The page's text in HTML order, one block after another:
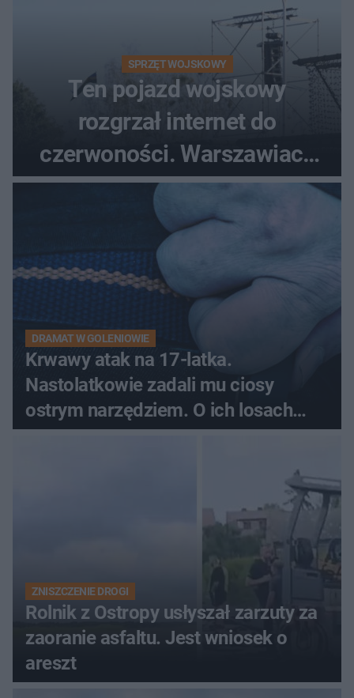
SPRZĘT WOJSKOWY
Ten pojazd wojskowy
rozgrzał internet do
czerwoności. Warszawiacy
pytali, czy to Mad Max!
DRAMAT W GOLENIOWIE
Krwawy atak na 17-latka.
Nastolatkowie zadali mu ciosy
ostrym narzędziem. O ich losach
zdecyduje sąd rodzinny
ZNISZCZENIE DROGI
Rolnik z Ostropy usłyszał zarzuty za
zaoranie asfaltu. Jest wniosek o
areszt